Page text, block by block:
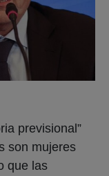
previsional”
son mujeres
que las